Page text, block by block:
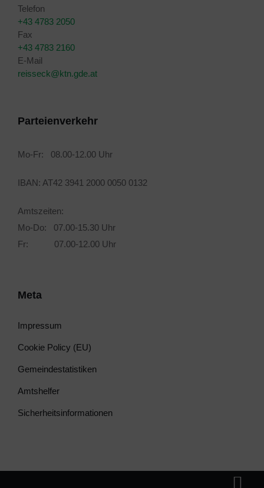
Telefon
+43 4783 2050
Fax
+43 4783 2160
E-Mail
reisseck@ktn.gde.at
Parteienverkehr
Mo-Fr: 08.00-12.00 Uhr
IBAN: AT42 3941 2000 0050 0132
Amtszeiten:
Mo-Do: 07.00-15.30 Uhr
Fr: 07.00-12.00 Uhr
Meta
Impressum
Cookie Policy (EU)
Gemeindestatistiken
Amtshelfer
Sicherheitsinformationen